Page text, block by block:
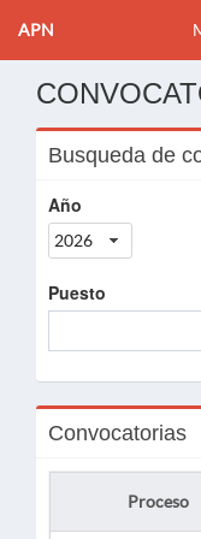
APN
Busqueda de
Año
2026
Puesto
Convocatorias
Proceso